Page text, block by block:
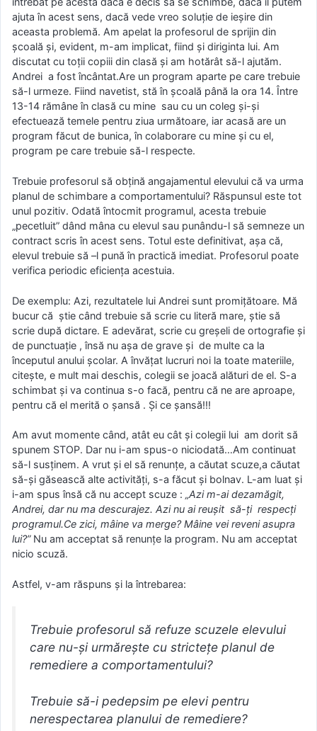
ajuta în acest sens, dacă vede vreo soluție de ieșire din
aceasta problemă. Am apelat la profesorul de sprijin din
școală și, evident, m-am implicat, fiind și diriginta lui. Am
discutat cu toții copiii din clasă și am hotărât să-l ajutăm.
Andrei a fost încântat.Are un program aparte pe care trebuie
să-l urmeze. Fiind navetist, stă în școală până la ora 14. Între
13-14 rămâne în clasă cu mine sau cu un coleg și-și
efectuează temele pentru ziua următoare, iar acasă are un
program făcut de bunica, în colaborare cu mine și cu el,
program pe care trebuie să-l respecte.
Trebuie profesorul să obțină angajamentul elevului că va urma
planul de schimbare a comportamentului? Răspunsul este tot
unul pozitiv. Odată întocmit programul, acesta trebuie
„pecetluit” dând mâna cu elevul sau punându-l să semneze un
contract scris în acest sens. Totul este definitivat, așa că,
elevul trebuie să –l pună în practică imediat. Profesorul poate
verifica periodic eficiența acestuia.
De exemplu: Azi, rezultatele lui Andrei sunt promițătoare. Mă
bucur că știe când trebuie să scrie cu literă mare, știe să
scrie după dictare. E adevărat, scrie cu greșeli de ortografie și
de punctuație , însă nu așa de grave și de multe ca la
începutul anului școlar. A învățat lucruri noi la toate materiile,
citește, e mult mai deschis, colegii se joacă alături de el. S-a
schimbat și va continua s-o facă, pentru că ne are aproape,
pentru că el merită o șansă . Și ce șansă!!!
Am avut momente când, atât eu cât și colegii lui am dorit să
spunem STOP. Dar nu i-am spus-o niciodată…Am continuat
să-l susținem. A vrut și el să renunțe, a căutat scuze,a căutat
să-și găsească alte activități, s-a făcut și bolnav. L-am luat și
i-am spus însă că nu accept scuze : „Azi m-ai dezamăgit,
Andrei, dar nu ma descurajez. Azi nu ai reușit să-ți respecți
programul.Ce zici, mâine va merge? Mâine vei reveni asupra
lui?”Nu am acceptat să renunțe la program. Nu am acceptat
nicio scuză.
Astfel, v-am răspuns și la întrebarea:
Trebuie profesorul să refuze scuzele elevului
care nu-și urmărește cu strictețe planul de
remediere a comportamentului?
Trebuie să-i pedepsim pe elevi pentru
nerespectarea planului de remediere?